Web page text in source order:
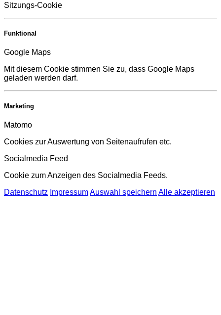
Sitzungs-Cookie
Funktional
Google Maps
Mit diesem Cookie stimmen Sie zu, dass Google Maps
geladen werden darf.
Marketing
Matomo
Cookies zur Auswertung von Seitenaufrufen etc.
Socialmedia Feed
Cookie zum Anzeigen des Socialmedia Feeds.
Datenschutz ImpressumAuswahl speichern Alle akzeptieren